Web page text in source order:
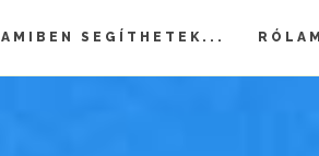
AMIBEN SEGÍTHETEK... RÓLAM